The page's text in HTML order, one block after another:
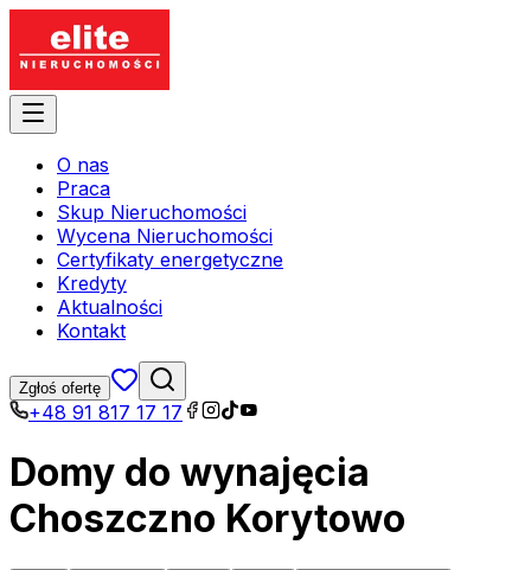
O nas
Praca
Skup Nieruchomości
Wycena Nieruchomości
Certyfikaty energetyczne
Kredyty
Aktualności
Kontakt
Zgłoś ofertę
+48 91 817 17 17
Domy do wynajęcia
Choszczno Korytowo